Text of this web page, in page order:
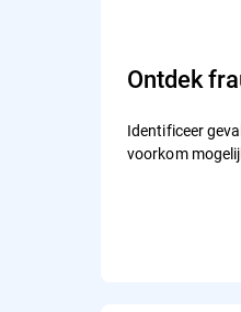
Ontdek
Identificeer
voorkom